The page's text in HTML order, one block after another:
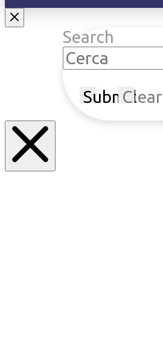
Search
SubmitClear